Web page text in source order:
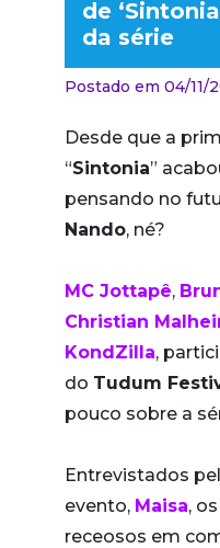
de
da série
Postado em 04/11/
Desde que a
“Sintonia”
pensando no
Nando, né?
MC Jottapê,
Christian
KondZilla,
do Tudum
pouco sobre a
Entrevistados
evento, Maisa,
receosos em